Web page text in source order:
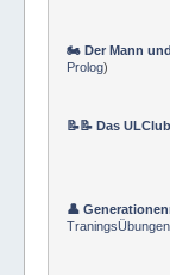
🏍 Der Mann
Prolog)
📝📝 Das
👤